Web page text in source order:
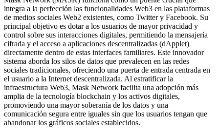
integra a la perfección las funcionalidades Web3 en las plataformas
de medios sociales Web2 existentes, como Twitter y Facebook. Su
principal objetivo es dotar a los usuarios de mayor privacidad y
control sobre sus interacciones digitales, permitiendo la mensajería
cifrada y el acceso a aplicaciones descentralizadas (dApplet)
directamente dentro de estas interfaces familiares. Este innovador
sistema aborda los silos de datos que prevalecen en las redes
sociales tradicionales, ofreciendo una puerta de entrada centrada en
el usuario a la Internet descentralizada. Al estratificar la
infraestructura Web3, Mask Network facilita una adopción más
amplia de la tecnología blockchain y los activos digitales,
promoviendo una mayor soberanía de los datos y una
comunicación segura entre iguales sin que los usuarios tengan que
abandonar los gráficos sociales establecidos.